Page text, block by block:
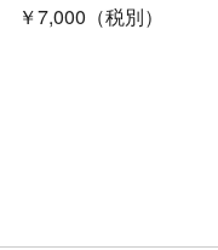
7,000（税別）